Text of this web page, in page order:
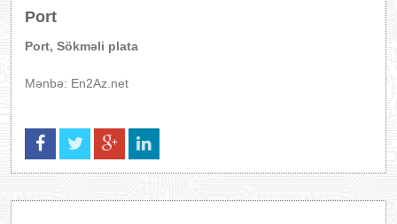
Port
Port, Sökməli plata
Mənbə: En2Az.net